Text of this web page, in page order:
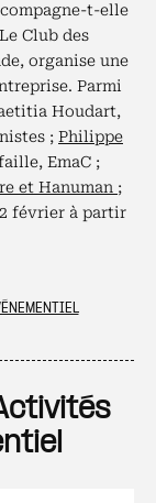
t-elle
Club des
organise une
Parmi
Houdart,
; Philippe
EmaC ;
et Hanuman ;
février à partir